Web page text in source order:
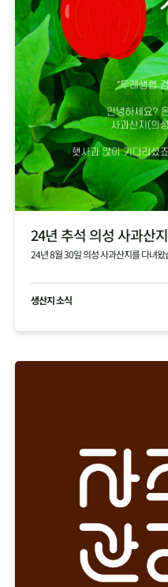
24년 추석 의성 사과산
24년 8월 30일 의성 사과산지를 다녀왔
생산지 소식